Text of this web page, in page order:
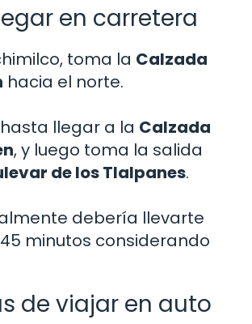
en carretera
toma la Calzada
hacia el norte.
llegar a la Calzada
, y luego toma la salida
de los Tlalpanes.
debería llevarte
minutos considerando
de viajar en auto